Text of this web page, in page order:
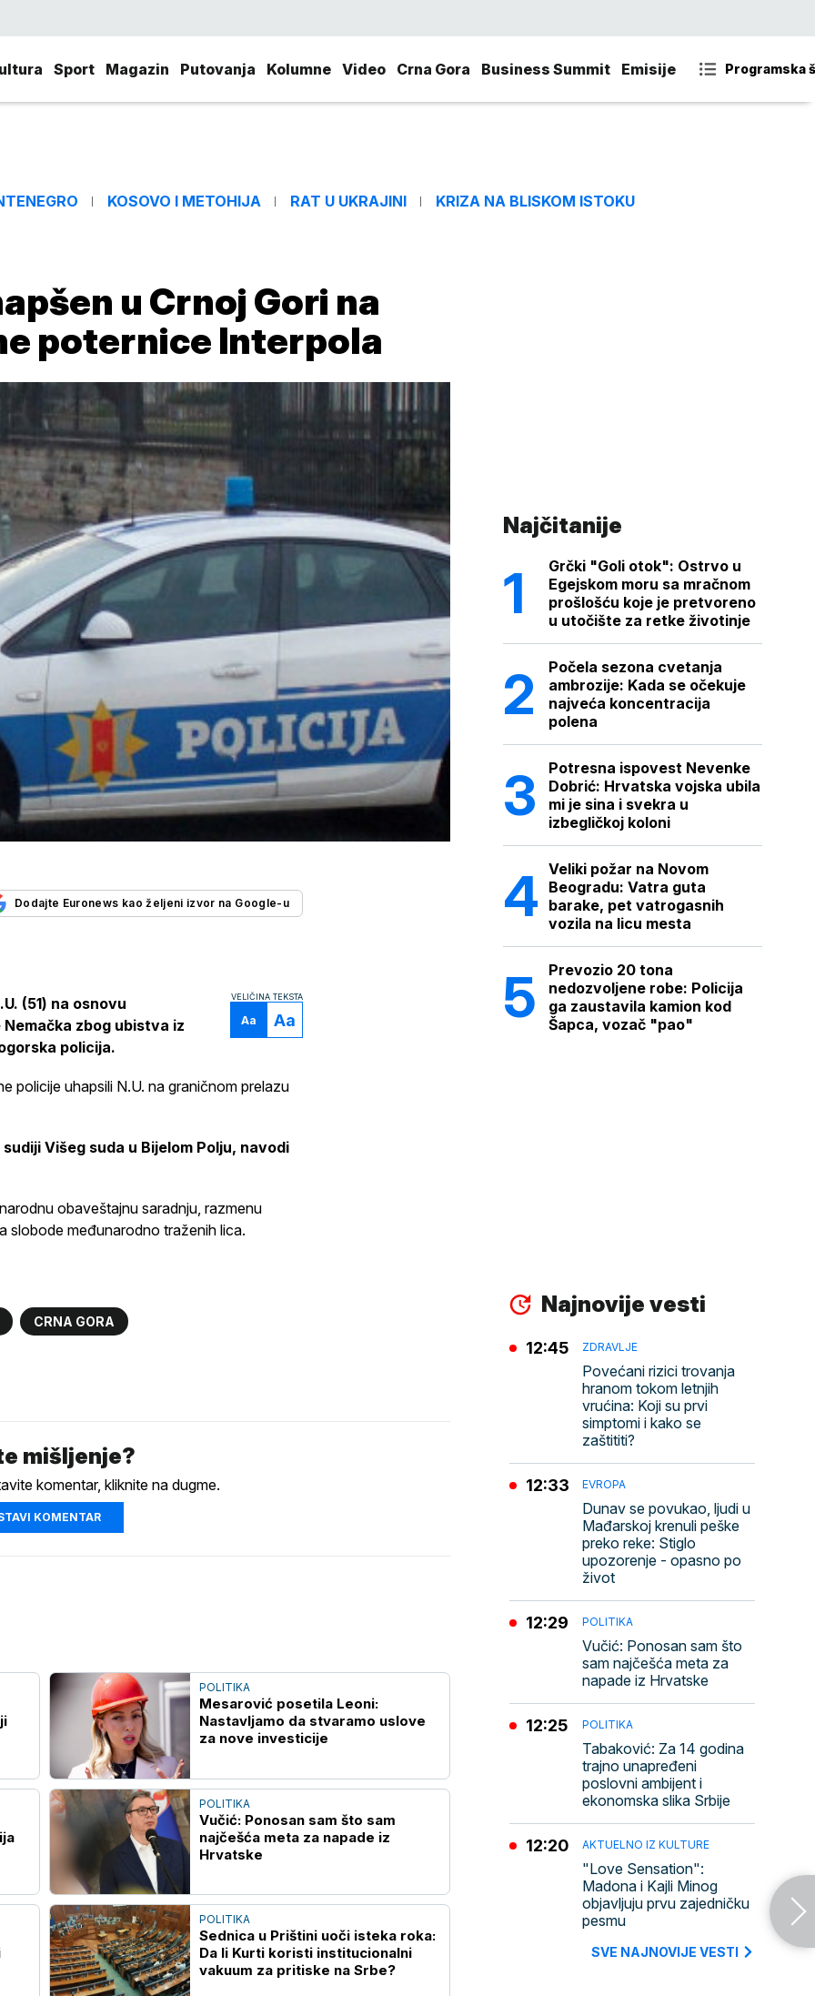
Sport Magazin Putovanja Kolumne Video Crna Gora Business Summit Emisije Programska
KOSOVO I METOHIJA RAT U UKRAJINI KRIZA NA BLISKOM ISTOKU
u Crnoj Gori na
poternice Interpola
Dodajte Euronews kao željeni izvor na Google-u
VELIČINA TEKSTA
Aa Aa
(51) na osnovu
zbog ubistva iz
policija.
policije uhapsili N.U. na graničnom prelazu
Višeg suda u Bijelom Polju, navodi
obaveštajnu saradnju, razmenu
slobode međunarodno traženih lica.
CRNA GORA
mišljenje?
komentar, kliknite na dugme.
KOMENTAR
POLITIKA
Mesarović posetila Leoni:
Nastavljamo da stvaramo uslove
za nove investicije
POLITIKA
Vučić: Ponosan sam što sam
najčešća meta za napade iz
Hrvatske
POLITIKA
Sednica u Prištini uoči isteka roka:
Da li Kurti koristi institucionalni
vakuum za pritiske na Srbe?
Najčitanije
Grčki "Goli otok": Ostrvo u
Egejskom moru sa mračnom
prošlošću koje je pretvoreno
u utočište za retke životinje
Počela sezona cvetanja
ambrozije: Kada se očekuje
najveća koncentracija
polena
Potresna ispovest Nevenke
Dobrić: Hrvatska vojska ubila
mi je sina i svekra u
izbegličkoj koloni
Veliki požar na Novom
Beogradu: Vatra guta
barake, pet vatrogasnih
vozila na licu mesta
Prevozio 20 tona
nedozvoljene robe: Policija
ga zaustavila kamion kod
Šapca, vozač "pao"
Najnovije vesti
ZDRAVLJE
Povećani rizici trovanja
hranom tokom letnjih
vrućina: Koji su prvi
simptomi i kako se
zaštititi?
12:45
EVROPA
Dunav se povukao, ljudi u
Mađarskoj krenuli peške
preko reke: Stiglo
upozorenje - opasno po
život
12:33
POLITIKA
Vučić: Ponosan sam što
sam najčešća meta za
napade iz Hrvatske
12:29
POLITIKA
Tabaković: Za 14 godina
trajno unapređeni
poslovni ambijent i
ekonomska slika Srbije
12:25
AKTUELNO IZ KULTURE
"Love Sensation":
Madona i Kajli Minog
objavljuju prvu zajedničku
pesmu
12:20
SVE NAJNOVIJE VESTI